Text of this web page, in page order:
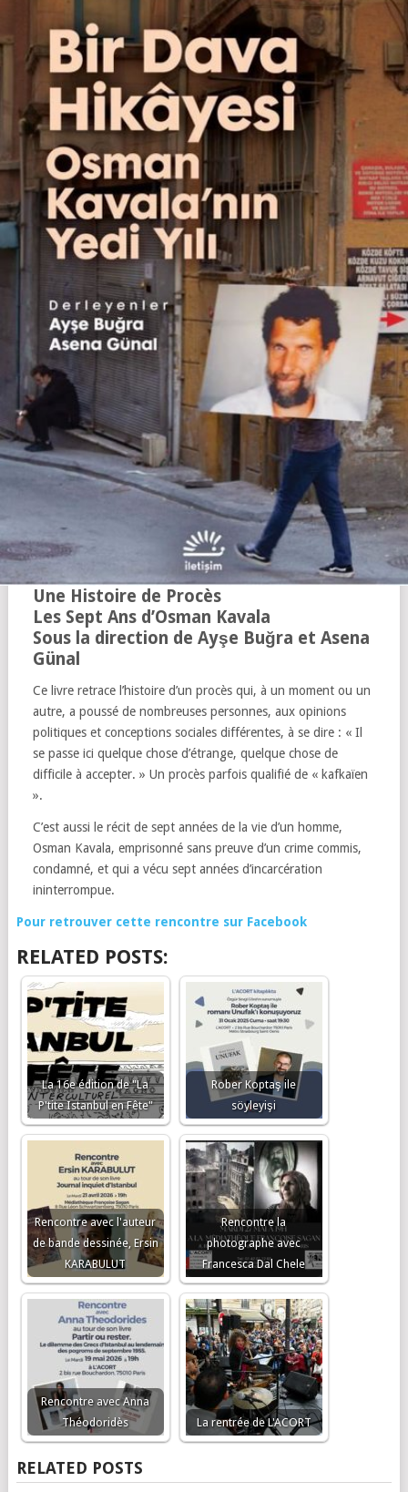
Une Histoire de Procès
Les Sept Ans d’Osman Kavala
Sous la direction de Ayşe Buğra et Asena
Günal
Ce livre retrace l’histoire d’un procès qui, à un moment ou un
autre, a poussé de nombreuses personnes, aux opinions
politiques et conceptions sociales différentes, à se dire : « Il
se passe ici quelque chose d’étrange, quelque chose de
difficile à accepter. » Un procès parfois qualifié de « kafkaïen
».
C’est aussi le récit de sept années de la vie d’un homme,
Osman Kavala, emprisonné sans preuve d’un crime commis,
condamné, et qui a vécu sept années d’incarcération
ininterrompue.
Pour retrouver cette rencontre sur Facebook
RELATED POSTS:
La 16e édition de "La
P'tite Istanbul en Fête"
Rober Koptaş ile
söyleyişi
Rencontre avec l'auteur
de bande dessinée, Ersin
KARABULUT
Rencontre la
photographe avec
Francesca Dal Chele
Rencontre avec Anna
Théodoridès
La rentrée de L'ACORT
RELATED POSTS